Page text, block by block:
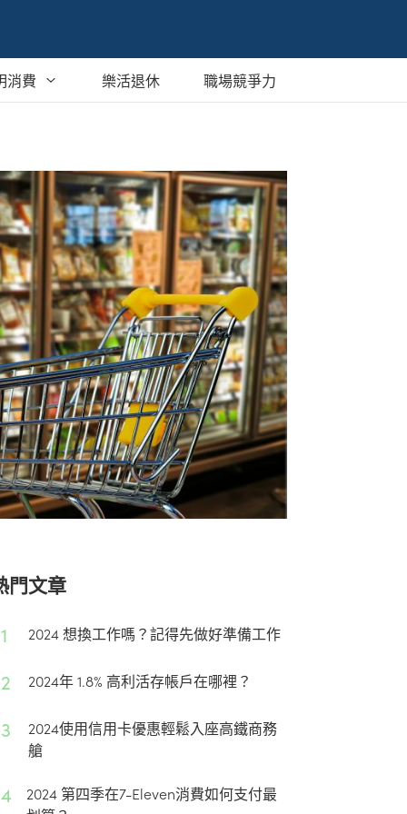
消費 樂活退休 職場競爭力
門文章
2024 想換工作嗎？記得先做好準備工作
2024年 1.8% 高利活存帳戶在哪裡？
2024使用信用卡優惠輕鬆入座高鐵商務
艙
2024 第四季在7-Eleven消費如何支付最